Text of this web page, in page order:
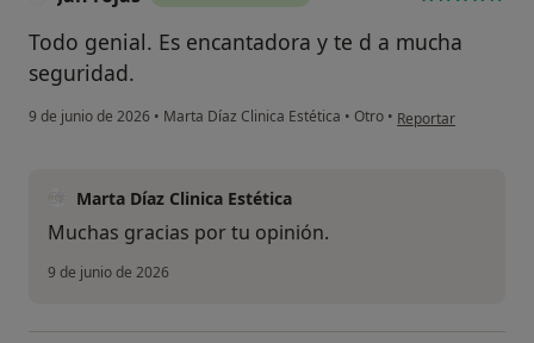
Todo genial. Es encantadora y te d a mucha
seguridad.
9 de junio de 2026 • Marta Díaz Clinica Estética • Otro • en opinión del
Reportar
Marta Díaz Clinica Estética
Muchas gracias por tu opinión.
9 de junio de 2026